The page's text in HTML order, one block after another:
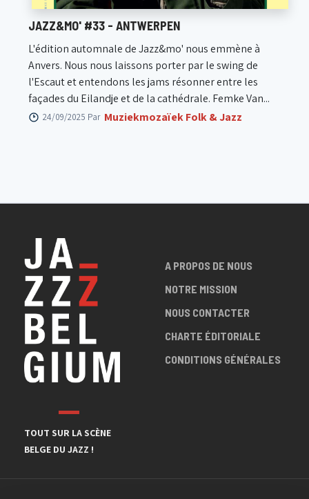
JAZZ&MO' #33 - ANTWERPEN
L'édition automnale de Jazz&mo' nous emmène à
Anvers. Nous nous laissons porter par le swing de
l'Escaut et entendons les jams résonner entre les
façades du Eilandje et de la cathédrale. Femke Van...
24/09/2025 Par Muziekmozaïek Folk & Jazz
TOUT SUR LA SCÈNE
BELGE DU JAZZ !
A PROPOS DE NOUS
NOTRE MISSION
NOUS CONTACTER
CHARTE ÉDITORIALE
CONDITIONS GÉNÉRALES